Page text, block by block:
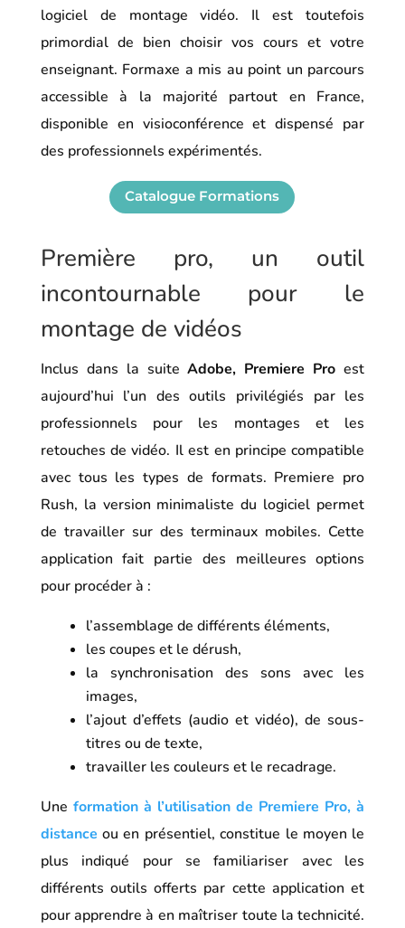
logiciel de montage vidéo. Il est toutefois
primordial de bien choisir vos cours et votre
enseignant. Formaxe a mis au point un parcours
accessible à la majorité partout en France,
disponible en visioconférence et dispensé par
des professionnels expérimentés.
Catalogue Formations
Première pro, un outil
incontournable pour le
montage de vidéos
Inclus dans la suiteAdobe, Premiere Pro est
aujourd’hui l’un des outils privilégiés par les
professionnels pour les montages et les
retouches de vidéo. Il est en principe compatible
avec tous les types de formats. Premiere pro
Rush, la version minimaliste du logiciel permet
de travailler sur des terminaux mobiles. Cette
application fait partie des meilleures options
pour procéder à :
l’assemblage de différents éléments,
les coupes et le dérush,
la synchronisation des sons avec les
images,
l’ajout d’effets (audio et vidéo), de sous-
titres ou de texte,
travailler les couleurs et le recadrage.
Une formation à l’utilisation de Premiere Pro, à
distance ou en présentiel, constitue le moyen le
plus indiqué pour se familiariser avec les
différents outils offerts par cette application et
pour apprendre à en maîtriser toute la technicité.